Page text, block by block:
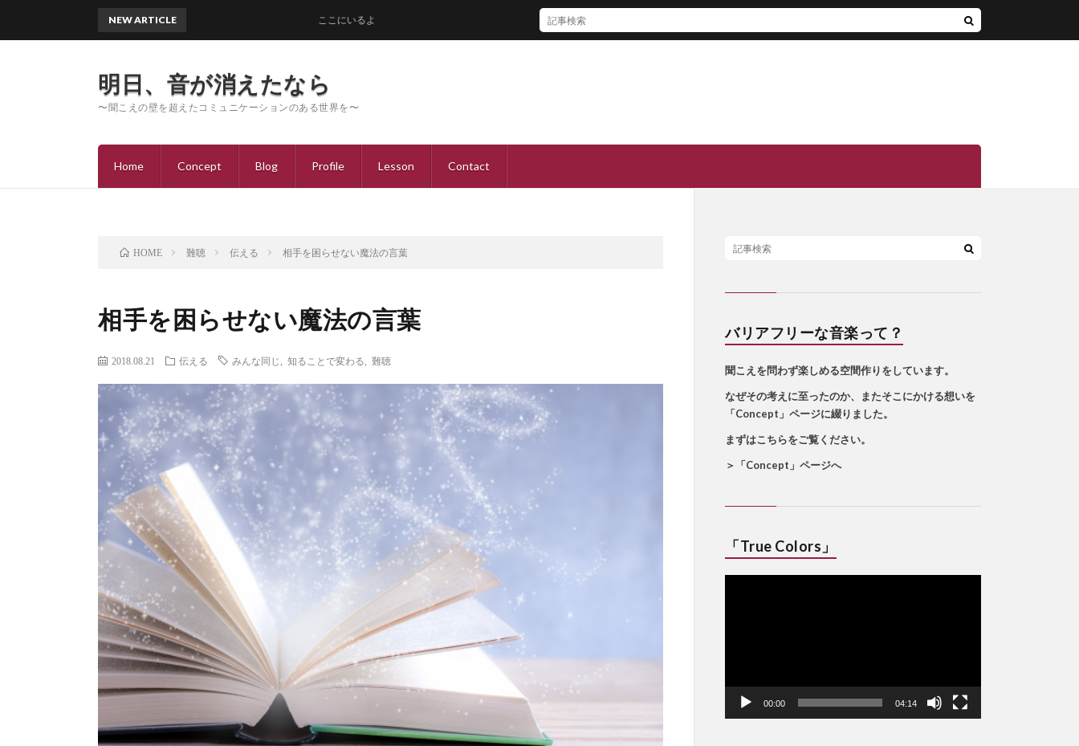
明日、音が消えたなら
〜聞こえの壁を超えたコミュニケーションのある世界を〜
Home Concept Blog Profile Lesson Contact
NEW ARTICLE ここにいるよ
HOME 難聴 伝える 相手を困らせない魔法の言葉
相手を困らせない魔法の言葉
2018.08.21 伝える みんな同じ 知ることで変わる 難聴
バリアフリーな音楽って？
聞こえを問わず楽しめる空間作りをしています。
なぜその考えに至ったのか、またそこにかける想いを
「Concept」ページに綴りました。
まずはこちらをご覧ください。
＞
「Concept」ページへ
「True Colors」
動
00:00 04:14